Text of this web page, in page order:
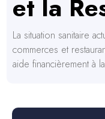
et la
La situation sanitaire
commerces et
aide financièrement à